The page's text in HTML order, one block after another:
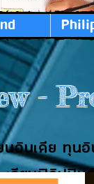
-
นอินเดีย ทุน
เรียนฟิลิปปิน